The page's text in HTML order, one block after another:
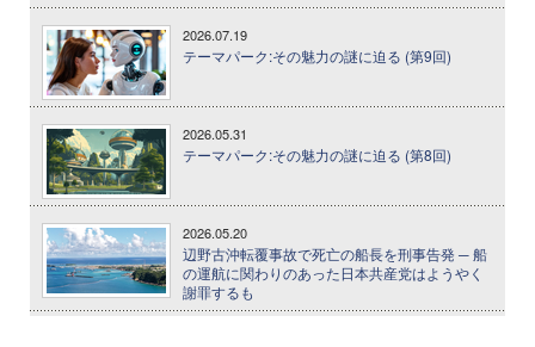
2026.07.19
テーマパーク:その魅力の謎に迫る (第9回)
2026.05.31
テーマパーク:その魅力の謎に迫る (第8回)
2026.05.20
辺野古沖転覆事故で死亡の船長を刑事告発 ─ 船
の運航に関わりのあった日本共産党はようやく
謝罪するも